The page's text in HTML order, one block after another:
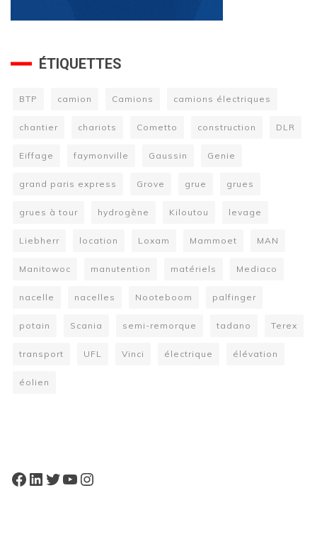
ÉTIQUETTES
BTP camion Camions camions électriques
chantier chariots Cometto construction DLR
Eiffage faymonville Gaussin Genie
grand paris express Grove grue grues
grues à tour hydrogène Kiloutou levage
Liebherr location Loxam Mammoet MAN
Manitowoc manutention matériels Mediaco
nacelle nacelles Nooteboom palfinger
potain Scania semi-remorque tadano Terex
transport UFL Vinci électrique élévation
éolien
Facebook
LinkedIn
Twitter
YouTube
Instagram